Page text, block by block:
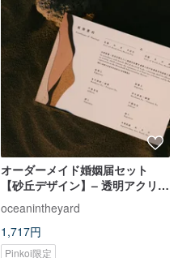
オーダーメイド婚姻届セット
【砂丘デザイン】– 透明アクリル
製婚姻届ホルダー付き
oceanintheyard
1,717円
Pinkoi限定